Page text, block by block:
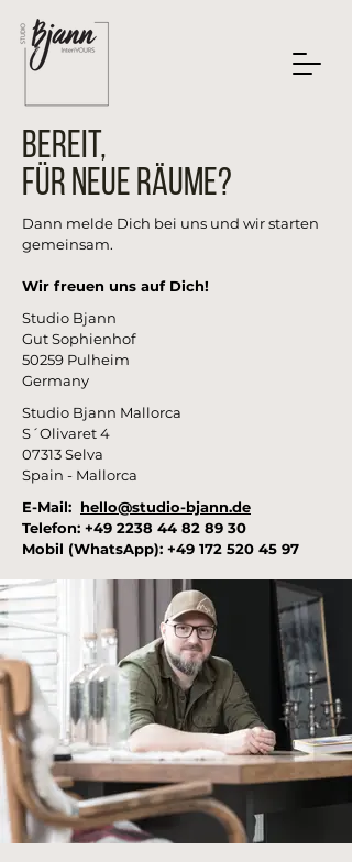
Bereit,
fÜr neue RÄume?
Dann melde Dich bei uns und wir starten
gemeinsam.
Wir freuen uns auf Dich!
Studio Bjann
Gut Sophienhof
50259 Pulheim
Germany
Studio Bjann Mallorca
S´Olivaret 4
07313 Selva
Spain - Mallorca
E-Mail: hello@studio-bjann.de
Telefon: +49 2238 44 82 89 30
Mobil (WhatsApp): +49 172 520 45 97